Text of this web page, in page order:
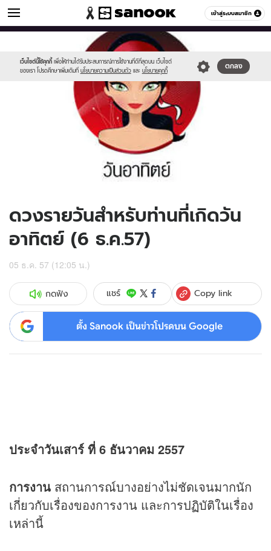
เข้าสู่ระบบสมาชิก
ดูดวง หมวดอื่นๆ
เว็บไซต์นี้ใช้คุกกี้ เพื่อให้ท่านได้รับประสบการณ์การใช้งานที่ดีที่สุดบน เว็บไซต์
ของเรา โปรดศึกษาเพิ่มเติมที่ นโยบายความเป็นส่วนตัว และ นโยบายคุกกี้
ตกลง
//s.isanook.com/sr/0/images/logo-
sanook.png
//s.isanook.com/ho/0/ud/14/74769/170-
ดวงรายวันสำหรับท่านที่เกิดวัน
อาทิตย์ (6 ธ.ค.57)
05 ธ.ค. 57 (12:05 น.)
กดฟัง แชร์ Copy link
ตั้ง Sanook เป็นข่าวโปรดบน Google
ประจำวันเสาร์ ที่ 6 ธันวาคม 2557
การงาน สถานการณ์บางอย่างไม่ชัดเจนมากนัก
เกี่ยวกับเรื่องของการงาน และการปฏิบัติในเรื่อง
เหล่านี้